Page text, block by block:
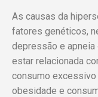
As causas da
fatores genéticos,
depressão e
estar relacionada
consumo
obesidade e